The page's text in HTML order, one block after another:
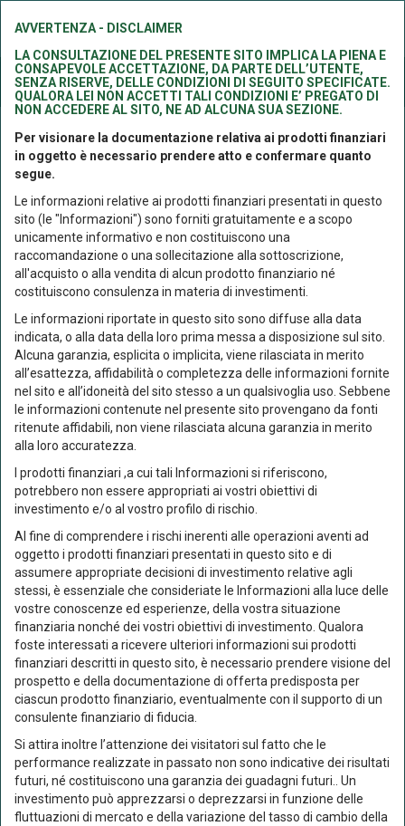
Prodotti
Eurofundlux Euro Short Term
Government Bond B
Sicav Obbligazionari Indicatore sintetico di rischio: 2
Storico valori quota Confronta
-0,008 %
05/08/2026
LU0149212143
YTD 6M 1y 3y 5y 10y
Benchmark
set '25 nov '25 gen '26 mar '26 mag '26 lug '26
2020 2025
-0.5 %
0 %
0.5 %
Fino al 13/12/2009 la politica del Comparto era diversa.
Fino al 08/08/2019 la politica del Comparto era diversa.
Fino al 31/12/2021 la politica del Comparto era diversa.
AVVERTENZA - DISCLAIMER
LA CONSULTAZIONE DEL PRESENTE SITO IMPLICA LA PIENA E
CONSAPEVOLE ACCETTAZIONE, DA PARTE DELL’UTENTE,
SENZA RISERVE, DELLE CONDIZIONI DI SEGUITO SPECIFICATE.
QUALORA LEI NON ACCETTI TALI CONDIZIONI E’ PREGATO DI
NON ACCEDERE AL SITO, NE AD ALCUNA SUA SEZIONE.
Per visionare la documentazione relativa ai prodotti finanziari
in oggetto è necessario prendere atto e confermare quanto
segue.
Le informazioni relative ai prodotti finanziari presentati in questo
sito (le "Informazioni") sono forniti gratuitamente e a scopo
unicamente informativo e non costituiscono una
raccomandazione o una sollecitazione alla sottoscrizione,
all'acquisto o alla vendita di alcun prodotto finanziario né
costituiscono consulenza in materia di investimenti.
Le informazioni riportate in questo sito sono diffuse alla data
indicata, o alla data della loro prima messa a disposizione sul sito.
Alcuna garanzia, esplicita o implicita, viene rilasciata in merito
all’esattezza, affidabilità o completezza delle informazioni fornite
nel sito e all’idoneità del sito stesso a un qualsivoglia uso. Sebbene
le informazioni contenute nel presente sito provengano da fonti
ritenute affidabili, non viene rilasciata alcuna garanzia in merito
alla loro accuratezza.
I prodotti finanziari ,a cui tali Informazioni si riferiscono,
potrebbero non essere appropriati ai vostri obiettivi di
investimento e/o al vostro profilo di rischio.
Al fine di comprendere i rischi inerenti alle operazioni aventi ad
oggetto i prodotti finanziari presentati in questo sito e di
assumere appropriate decisioni di investimento relative agli
stessi, è essenziale che consideriate le Informazioni alla luce delle
vostre conoscenze ed esperienze, della vostra situazione
finanziaria nonché dei vostri obiettivi di investimento. Qualora
foste interessati a ricevere ulteriori informazioni sui prodotti
finanziari descritti in questo sito, è necessario prendere visione del
prospetto e della documentazione di offerta predisposta per
ciascun prodotto finanziario, eventualmente con il supporto di un
consulente finanziario di fiducia.
Si attira inoltre l’attenzione dei visitatori sul fatto che le
performance realizzate in passato non sono indicative dei risultati
futuri, né costituiscono una garanzia dei guadagni futuri.. Un
investimento può apprezzarsi o deprezzarsi in funzione delle
fluttuazioni di mercato e della variazione del tasso di cambio della